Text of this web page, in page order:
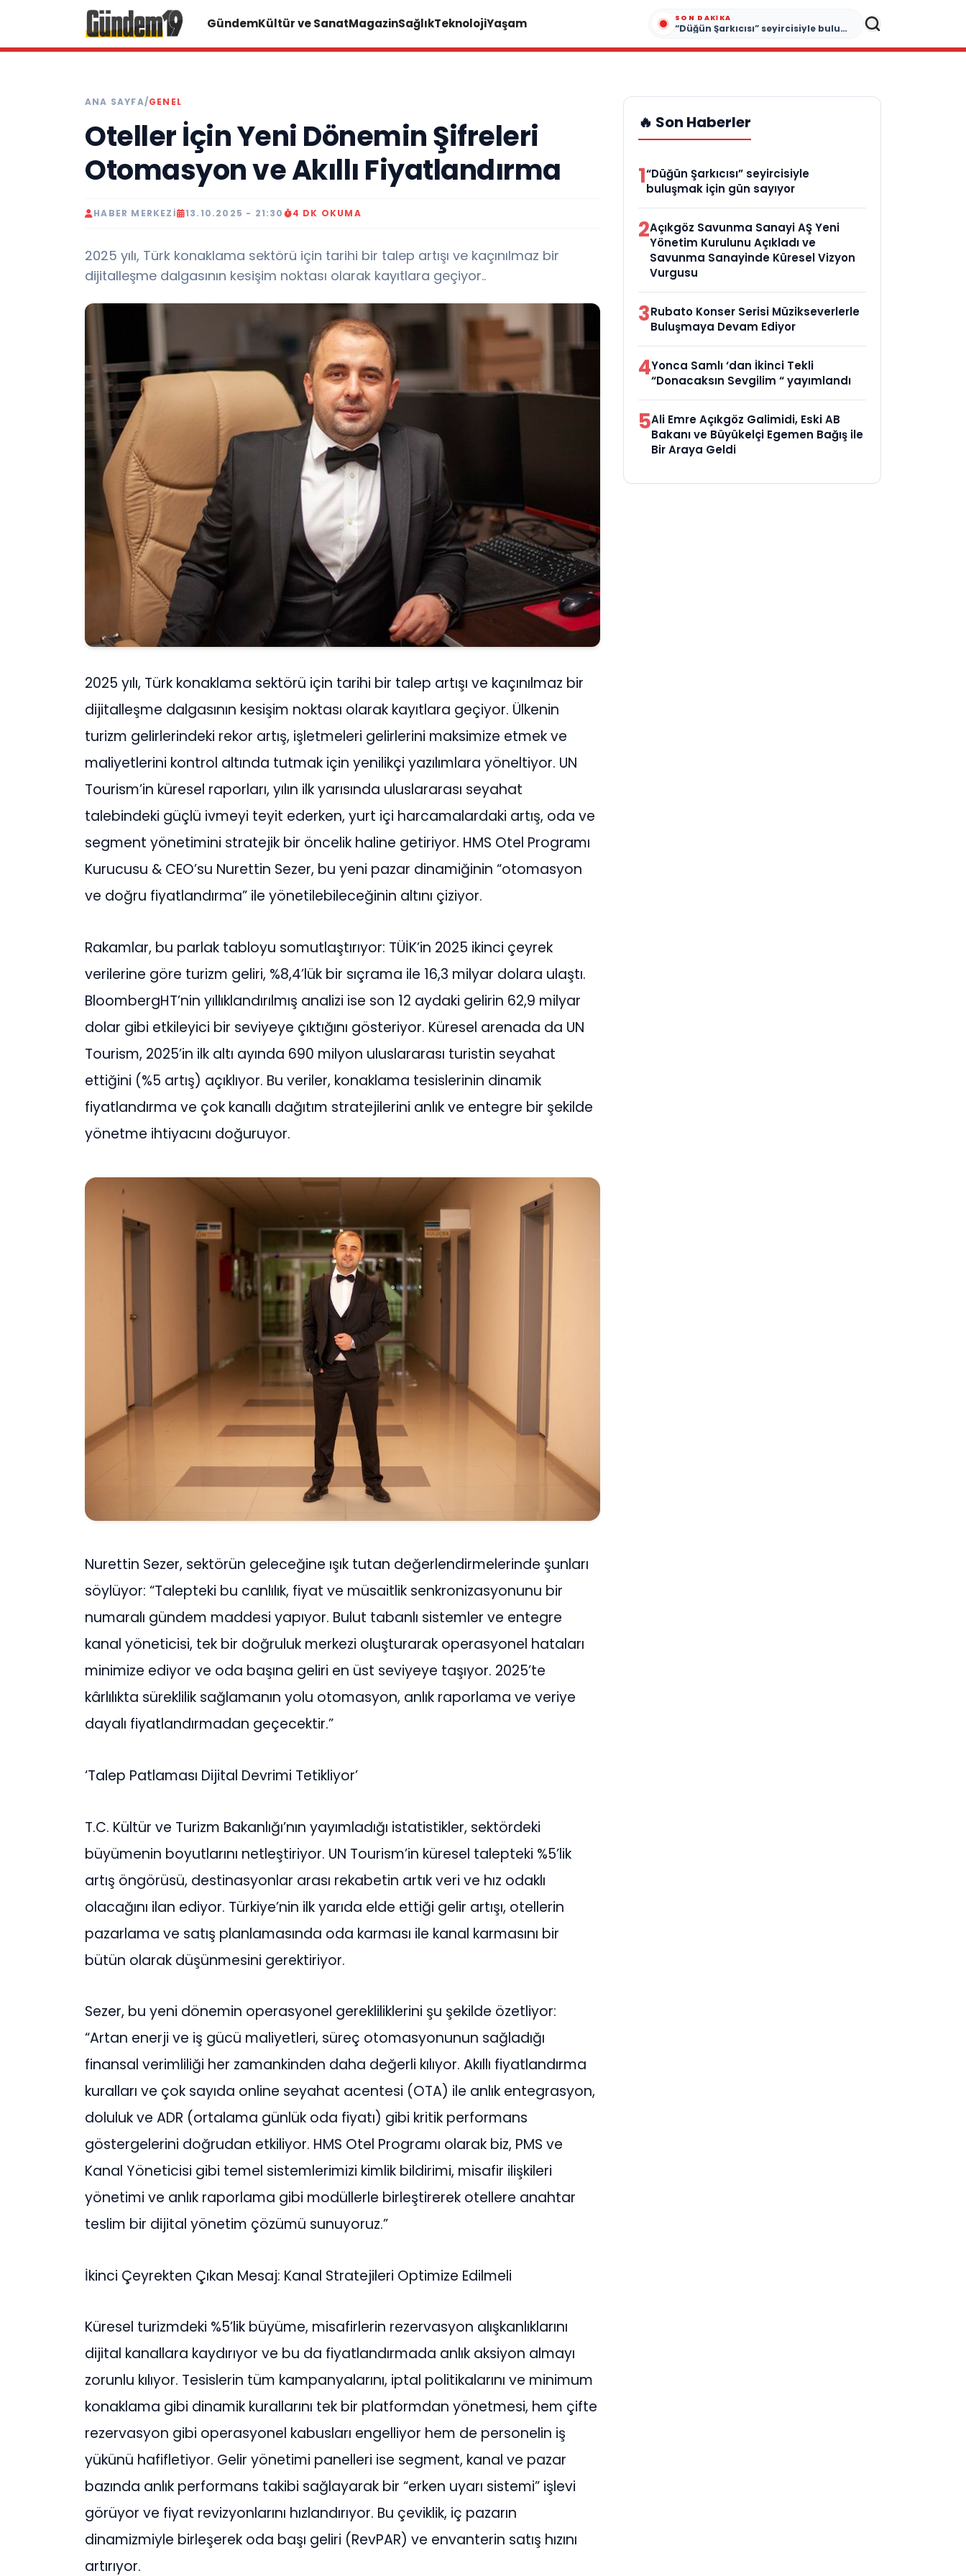
GündemKültür ve SanatMagazinSağlıkTeknolojiYaşam SON DAKIKA
“Düğün Şarkıcısı” seyircisiyle buluşmak için gün sayıyor
ANA SAYFA/GENEL
Oteller İçin Yeni Dönemin Şifreleri
Otomasyon ve Akıllı Fiyatlandırma
HABER MERKEZI 13.10.2025 - 21:30 4 DK OKUMA
2025 yılı, Türk konaklama sektörü için tarihi bir talep artışı ve kaçınılmaz bir
dijitalleşme dalgasının kesişim noktası olarak kayıtlara geçiyor..
2025 yılı, Türk konaklama sektörü için tarihi bir talep artışı ve kaçınılmaz bir
dijitalleşme dalgasının kesişim noktası olarak kayıtlara geçiyor. Ülkenin
turizm gelirlerindeki rekor artış, işletmeleri gelirlerini maksimize etmek ve
maliyetlerini kontrol altında tutmak için yenilikçi yazılımlara yöneltiyor. UN
Tourism’in küresel raporları, yılın ilk yarısında uluslararası seyahat
talebindeki güçlü ivmeyi teyit ederken, yurt içi harcamalardaki artış, oda ve
segment yönetimini stratejik bir öncelik haline getiriyor. HMS Otel Programı
Kurucusu & CEO’su Nurettin Sezer, bu yeni pazar dinamiğinin “otomasyon
ve doğru fiyatlandırma” ile yönetilebileceğinin altını çiziyor.
Rakamlar, bu parlak tabloyu somutlaştırıyor: TÜİK’in 2025 ikinci çeyrek
verilerine göre turizm geliri, %8,4’lük bir sıçrama ile 16,3 milyar dolara ulaştı.
BloombergHT’nin yıllıklandırılmış analizi ise son 12 aydaki gelirin 62,9 milyar
dolar gibi etkileyici bir seviyeye çıktığını gösteriyor. Küresel arenada da UN
Tourism, 2025’in ilk altı ayında 690 milyon uluslararası turistin seyahat
ettiğini (%5 artış) açıklıyor. Bu veriler, konaklama tesislerinin dinamik
fiyatlandırma ve çok kanallı dağıtım stratejilerini anlık ve entegre bir şekilde
yönetme ihtiyacını doğuruyor.
Nurettin Sezer, sektörün geleceğine ışık tutan değerlendirmelerinde şunları
söylüyor: “Talepteki bu canlılık, fiyat ve müsaitlik senkronizasyonunu bir
numaralı gündem maddesi yapıyor. Bulut tabanlı sistemler ve entegre
kanal yöneticisi, tek bir doğruluk merkezi oluşturarak operasyonel hataları
minimize ediyor ve oda başına geliri en üst seviyeye taşıyor. 2025’te
kârlılıkta süreklilik sağlamanın yolu otomasyon, anlık raporlama ve veriye
dayalı fiyatlandırmadan geçecektir.”
‘Talep Patlaması Dijital Devrimi Tetikliyor’
T.C. Kültür ve Turizm Bakanlığı’nın yayımladığı istatistikler, sektördeki
büyümenin boyutlarını netleştiriyor. UN Tourism’in küresel talepteki %5’lik
artış öngörüsü, destinasyonlar arası rekabetin artık veri ve hız odaklı
olacağını ilan ediyor. Türkiye’nin ilk yarıda elde ettiği gelir artışı, otellerin
pazarlama ve satış planlamasında oda karması ile kanal karmasını bir
bütün olarak düşünmesini gerektiriyor.
Sezer, bu yeni dönemin operasyonel gerekliliklerini şu şekilde özetliyor:
“Artan enerji ve iş gücü maliyetleri, süreç otomasyonunun sağladığı
finansal verimliliği her zamankinden daha değerli kılıyor. Akıllı fiyatlandırma
kuralları ve çok sayıda online seyahat acentesi (OTA) ile anlık entegrasyon,
doluluk ve ADR (ortalama günlük oda fiyatı) gibi kritik performans
göstergelerini doğrudan etkiliyor. HMS Otel Programı olarak biz, PMS ve
Kanal Yöneticisi gibi temel sistemlerimizi kimlik bildirimi, misafir ilişkileri
yönetimi ve anlık raporlama gibi modüllerle birleştirerek otellere anahtar
teslim bir dijital yönetim çözümü sunuyoruz.”
İkinci Çeyrekten Çıkan Mesaj: Kanal Stratejileri Optimize Edilmeli
Küresel turizmdeki %5’lik büyüme, misafirlerin rezervasyon alışkanlıklarını
dijital kanallara kaydırıyor ve bu da fiyatlandırmada anlık aksiyon almayı
zorunlu kılıyor. Tesislerin tüm kampanyalarını, iptal politikalarını ve minimum
konaklama gibi dinamik kurallarını tek bir platformdan yönetmesi, hem çifte
rezervasyon gibi operasyonel kabusları engelliyor hem de personelin iş
yükünü hafifletiyor. Gelir yönetimi panelleri ise segment, kanal ve pazar
bazında anlık performans takibi sağlayarak bir “erken uyarı sistemi” işlevi
görüyor ve fiyat revizyonlarını hızlandırıyor. Bu çeviklik, iç pazarın
dinamizmiyle birleşerek oda başı geliri (RevPAR) ve envanterin satış hızını
artırıyor.
🔥 Son Haberler
1“Düğün Şarkıcısı” seyircisiyle
buluşmak için gün sayıyor
2Açıkgöz Savunma Sanayi AŞ Yeni
Yönetim Kurulunu Açıkladı ve
Savunma Sanayinde Küresel Vizyon
Vurgusu
3Rubato Konser Serisi Müzikseverlerle
Buluşmaya Devam Ediyor
4Yonca Samlı ‘dan İkinci Tekli
“Donacaksın Sevgilim “ yayımlandı
5Ali Emre Açıkgöz Galimidi, Eski AB
Bakanı ve Büyükelçi Egemen Bağış ile
Bir Araya Geldi